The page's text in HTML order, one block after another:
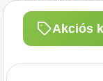
Akciós